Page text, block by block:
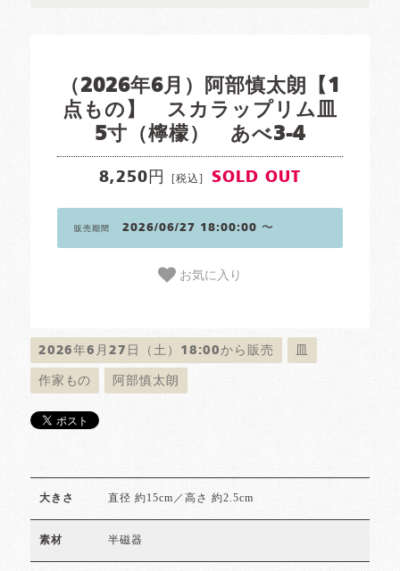
（2026年6月）阿部慎太朗【1
点もの】 スカラップリム皿
5寸（檸檬） あべ3-4
8,250円 [税込] SOLD OUT
販売期間 2026/06/27 18:00:00 〜
お気に入り
2026年6月27日（土）18:00から販売
作家もの 阿部慎太朗
大きさ 直径 約15cm／高さ 約2.5cm
素材 半磁器